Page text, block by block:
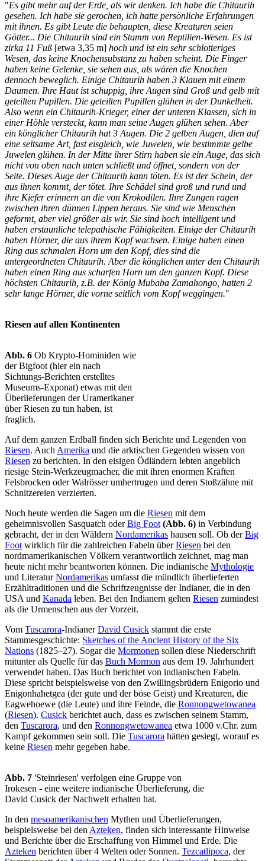
"Es gibt mehr auf der Erde, als wir denken. Ich habe die Chitaurih
gesehen. Ich habe sie gerochen, ich hatte persönliche Erfahrungen
mit ihnen. Es gibt Leute die behaupten, diese Kreaturen seien
Götter... Die Chitaurih sind ein Stamm von Reptilien-Wesen. Es ist
zirka 11 Fuß [etwa 3,35 m] hoch und ist ein sehr schlotteriges
Wesen, das keine Knochensubstanz zu haben scheint. Die Finger
haben keine Gelenke, sie sehen aus, als wären die Knochen
dennoch beweglich. Einige Chitaurih haben 3 Klauen mit einem
Daumen. Ihre Haut ist schuppig, ihre Augen sind Groß und gelb mit
geteilten Pupillen. Die geteilten Pupillen glühen in der Dunkelheit.
Also wenn ein Chitaurih-Krieger, einer der unteren Klassen, sich in
einer Höhle versteckt, kann man seine Augen glühen sehen. Aber
ein könglicher Chitaurih hat 3 Augen. Die 2 gelben Augen, dien auf
eine seltsame Art, fast eisgleich, wie Juwelen, wie bestimmte gelbe
Juwelen glühen. In der Mitte ihrer Stirn haben sie ein Auge, das sich
nicht von oben nach unten schließt und öffnet, sondern von der
Seite. Dieses Auge der Chitaurih kann töten. Es ist der Schein, der
aus ihnen kommt, der tötet. Ihre Schädel sind groß und rund und
ihre Kiefer erinnern an die von Krokodilen. Ihre Zungen ragen
zwischen ihren dünnen Lippen heraus. Sie sind wie Menschen
geformt, aber viel größer als wir. Sie sind hoch intelligent und
haben erstaunliche telepathische Fähigkeiten. Einige der Chitaurih
haben Hörner, die aus ihrem Kopf wachsen. Einige haben einen
Ring aus schmalen Horn um den Kopf, dies sind die
untergeordneten Chitaurih. Aber die könglichen unter den Chitaurih
haben einen Ring aus scharfen Horn um den ganzen Kopf. Diese
höchsten Chitaurih, z.B. der König Mubaba Zamahongo, hatten 2
sehr lange Hörner, die vorne seitlich vom Kopf weggingen."
Riesen auf allen Kontinenten
Abb. 6 Ob Krypto-Hominiden wie
der Bigfoot (hier ein nach
Sichtungs-Berichten erstelltes
Museums-Exponat) etwas mit den
Überlieferungen der Uramerikaner
über Riesen zu tun haben, ist
fraglich.
Auf dem ganzen Erdball finden sich Berichte und Legenden von
Riesen. Auch Amerika und die arktischen Gegenden wissen von
Riesen zu berichten. In den eisigen Ödländern lebten angeblich
riesige Stein-Werkzeugmacher, die mit ihren enormen Kräften
Felsbrocken oder Walrösser umhertrugen und deren Stoßzähne mit
Schnitzereien verzierten.
Noch heute werden die Sagen um die Riesen mit dem
geheimnisvollen Sasquatch oderBig Foot (Abb. 6) in Verbindung
gebracht, der in den Wäldern Nordamerikas hausen soll. Ob derBig
Foot wirklich für die zahlreichen Fabeln überRiesen bei den
nordmamerikanischen Völkern verantwortlich zeichnet, mag man
heute nicht mehr beantworten können. Die indianische Mythologie
und LiteraturNordamerikas umfasst die mündlich überlieferten
Erzähltraditionen und die Schriftzeugnisse der Indianer, die in den
USA und Kanada leben. Bei den Indianern gelten Riesen zumindest
als die Urmenschen aus der Vorzeit.
Vom Tuscarora-IndianerDavid Cusick stammt die erste
Stammesgeschichte: Sketches of the Ancient History of the Six
Nations (1825–27). Sogar die Mormonen sollen diese Niederschrift
mitunter als Quelle für das Buch Mormon aus dem 19. Jahrhundert
verwendet haben. Das Buch berichtet von indianischen Fabeln.
Diese spricht beispielsweise von den Zwillingsbrüdern Enigorio und
Enigonhahetgea (der gute und der böse Geist) und Kreaturen, die
Eagwehoewe (die Leute) und ihre Feinde, die Ronnongwetowanea
(Riesen). Cusick berichtet auch, dass es zwischen seinem Stamm,
den Tuscarora, und den Ronnongwetowanea etwa 1000 v.Chr. zum
Kampf gekommen sein soll. Die Tuscarora hätten gesiegt, worauf es
keine Riesen mehr gegeben habe.
Abb. 7 'Steinriesen' verfolgen eine Gruppe von
Irokesen - eine weitere indianische Überlieferung, die
David Cusick der Nachwelt erhalten hat.
In den mesoamerikanischen Mythen und Überlieferungen,
beispielsweise bei den Azteken, finden sich interessante Hinweise
und Berichte über die Erschaffung von Himmel und Erde. Die
Azteken berichten über 4 Welten oder Sonnen. Tezcatlipoca, der